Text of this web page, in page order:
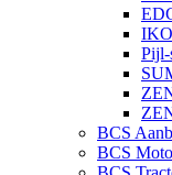
Pijl-
BCS
BCS